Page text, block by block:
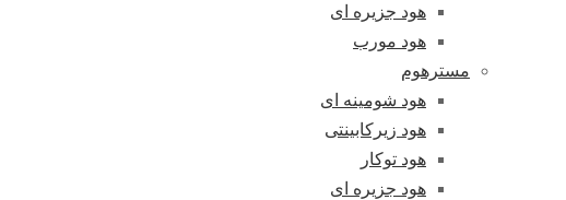
هود جزیره ای
هود مورب
مسترهوم
هود شومینه ای
هود زیرکابینتی
هود توکار
هود جزیره ای